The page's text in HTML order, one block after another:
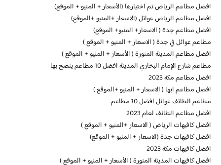
افضل مطاعم الرياض تم اختيارها (الأسعار + المنيو + الموقع)
افضل مطاعم الرياض عوائل (الاسعار +المنيو +الموقع)
افضل مطاعم جدة ( الاسعار+ المنيو+ الموقع)
مطاعم عوائل في جدة ( الاسعار + المنيو + الموقع )
افضل مطاعم المدينة المنورة ( الأسعار + المنيو + الموقع )
مطاعم شارع الإمام البخاري المدينة افضل 10 مطاعم ينصح بها
افضل مطاعم مكة 2023
افضل مطاعم ابها ( الاسعار + المنيو +الموقع )
مطاعم الطائف عوائل افضل 10 مطاعم
افضل مطاعم الطائف لعام 2023
افضل كافيهات الرياض ( الاسعار +المنيو + الموقع )
افضل كافيهات جدة (الاسعار + المنيو + الموقع)
افضل كافيهات مكة 2023
افضل كافيهات المدينة المنورة ( الأسعار + المنيو + الموقع )